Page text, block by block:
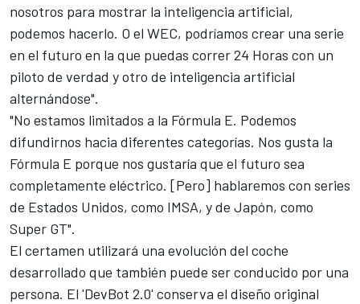
nosotros para mostrar la inteligencia artificial,
podemos hacerlo. O el WEC, podríamos crear una serie
en el futuro en la que puedas correr 24 Horas con un
piloto de verdad y otro de inteligencia artificial
alternándose".
"No estamos limitados a la Fórmula E. Podemos
difundirnos hacia diferentes categorías. Nos gusta la
Fórmula E porque nos gustaría que el futuro sea
completamente eléctrico. [Pero] hablaremos con series
de Estados Unidos, como IMSA, y de Japón, como
Super GT".
El certamen utilizará una evolución del coche
desarrollado que también puede ser conducido por una
persona. El 'DevBot 2.0' conserva el diseño original